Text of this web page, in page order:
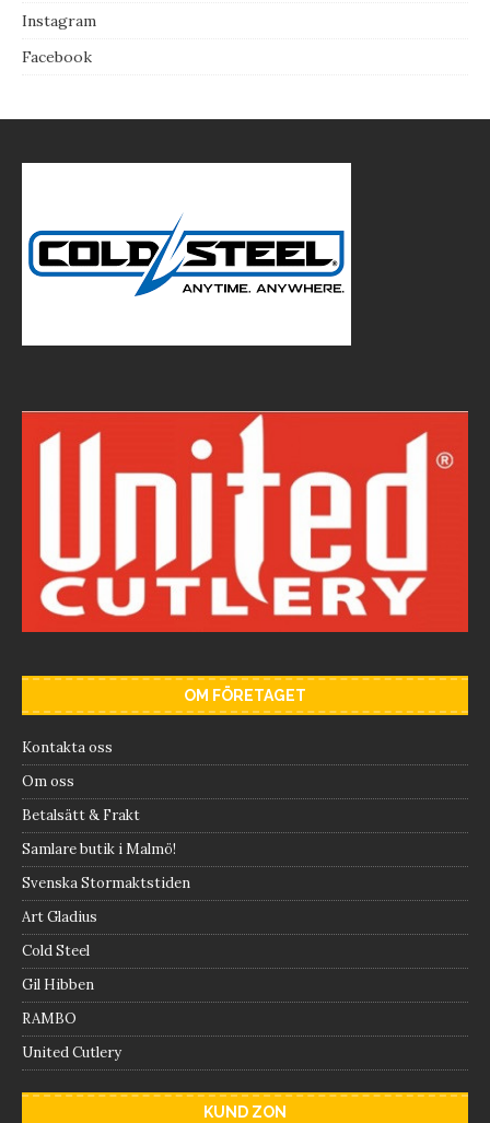
Instagram
Facebook
OM FÖRETAGET
Kontakta oss
Om oss
Betalsätt & Frakt
Samlare butik i Malmö!
Svenska Stormaktstiden
Art Gladius
Cold Steel
Gil Hibben
RAMBO
United Cutlery
KUND ZON